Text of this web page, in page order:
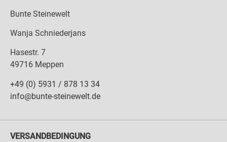
Bunte Steinewelt
Wanja Schniederjans
Hasestr. 7
49716 Meppen
+49 (0) 5931 / 878 13 34
info@bunte-steinewelt.de
VERSANDBEDINGUNG